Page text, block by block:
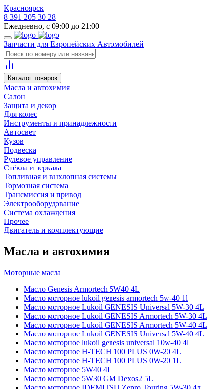
Красноярск
8 391 205 30 28
Ежедневно, с 09:00 до 21:00
Запчасти для Европейских Автомобилей
Каталог товаров
Масла и автохимия
Салон
Защита и декор
Для колес
Инструменты и принадлежности
Автосвет
Кузов
Подвеска
Рулевое управление
Стёкла и зеркала
Топливная и выхлопная системы
Тормозная система
Трансмиссия и привод
Электрооборудование
Система охлаждения
Прочее
Двигатель и комплектующие
Масла и автохимия
Моторные масла
Масло Genesis Armortech 5W40 4L
Масло моторное lukoil genesis armortech 5w-40 1l
Масло моторное Lukoil GENESIS Universal 5W-30 4L
Масло моторное Lukoil GENESIS Armortech 5W-30 4L
Масло моторное Lukoil GENESIS Armortech 5W-40 4L
Масло моторное Lukoil GENESIS Universal 5W-40 4L
Масло моторное lukoil genesis universal 10w-40 4l
Масло моторное H-TECH 100 PLUS 0W-20 4L
Масло моторное H-TECH 100 PLUS 0W-20 1L
Масло моторное 5W40 4L
Масло моторное 5W30 GM Dexos2 5L
Масло моторное IDEMITSU Zepro Touring 5W-30 4л